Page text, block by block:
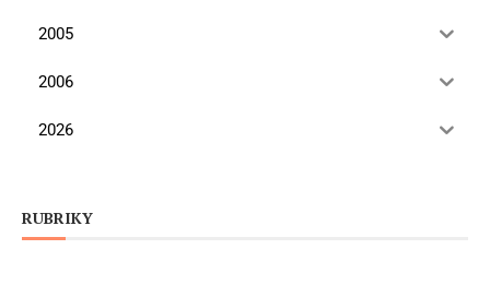
2005
2006
2026
RUBRIKY